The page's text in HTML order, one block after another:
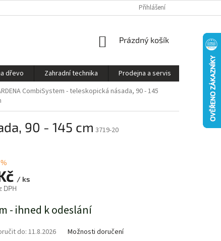
LINE - STROJ VÁM SESTAVÍME A PŘIPRAVÍME K PROVOZU
Přihlášení
NÁKUPNÍ
Prázdný košík
dřevo Zahradní technika Prodejna a servis Kontakty
CombiSystem - teleskopická násada, 90 - 145
90 - 145 cm 3719-20
/ ks
DPH
- ihned k odeslání
do: 11.8.2026 Možnosti doručení